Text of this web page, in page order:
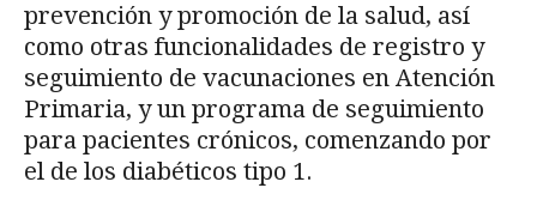
prevención y promoción de la salud, así
como otras funcionalidades de registro y
seguimiento de vacunaciones en Atención
Primaria, y un programa de seguimiento
para pacientes crónicos, comenzando por
el de los diabéticos tipo 1.